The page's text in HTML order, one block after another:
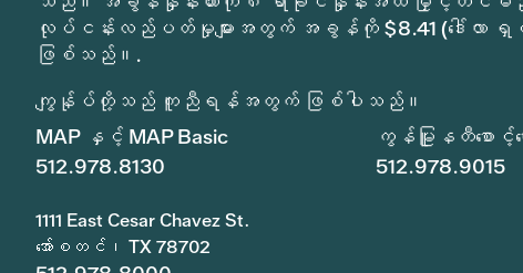
လုပ်ငန်းလည်ပတ်မှုများအတွက် အခွန်ကို $8.41 (ဒေါ်လာ
ဖြစ်သည်။.
ကျွန်ုပ်တို့သည် ကူညီရန်အတွက် ဖြစ်ပါသည်။
MAP နှင့် MAP Basic
512.978.8130
ကွန်မြူနတီစောင့်
512.978.9015
1111 East Cesar Chavez St.
အော်စတင်၊ TX 78702